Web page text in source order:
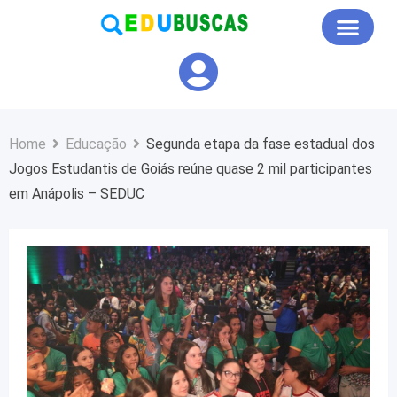
Home Educação
Segunda etapa da fase estadual dos
Jogos Estudantis de Goiás reúne quase 2 mil participantes
em Anápolis – SEDUC